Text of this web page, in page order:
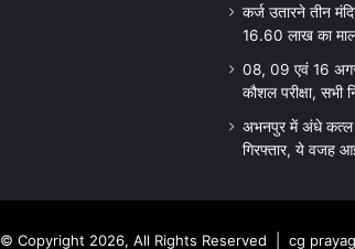
कर्ज उतारने तीन
16.60 लाख का
08, 09 एवं 16
कौशल परीक्षा, सभी
अभनपुर में अंधे कत्ल
गिरफ्तार, ये वजह
© Copyright 2026, All Rights Reserved | cg